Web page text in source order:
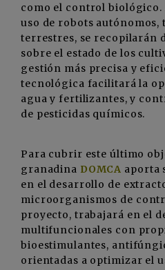
como el control biológico.
uso de robots autónomos,
terrestres, se recopilarán
sobre el estado de los
gestión más precisa y
tecnológica facilitará la
agua y fertilizantes, y
de pesticidas químicos.
Para cubrir este último
granadina DOMCA aporta
en el desarrollo de
microorganismos de
proyecto, trabajará en el
multifuncionales con
bioestimulantes,
orientadas a optimizar el